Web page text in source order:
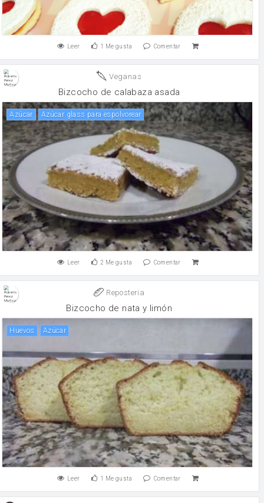
Leer 1 Me gusta Comentar
Veganas
Bizcocho de calabaza asada
Azúcar Azúcar glass para espolvorear
Leer 2 Me gusta Comentar
Reposteria
Bizcocho de nata y limón
huevos Azúcar
Leer 1 Me gusta Comentar